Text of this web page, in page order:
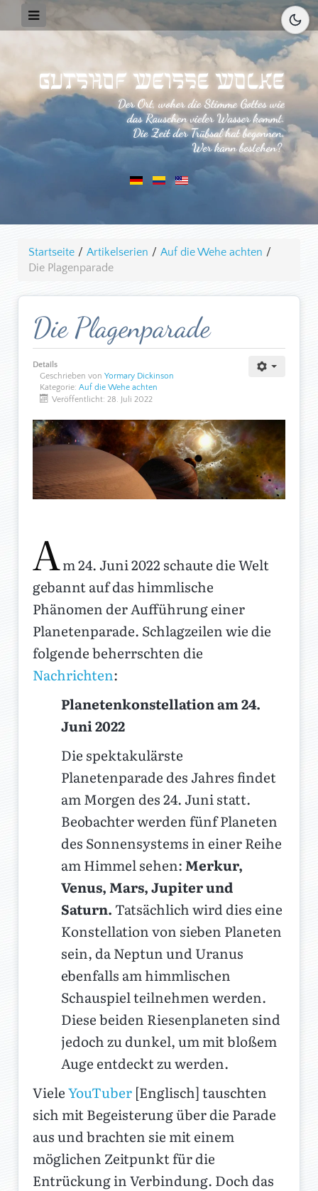
Startseite / Artikelserien / Auf die Wehe achten /
Die Plagenparade
Die Plagenparade
Details
Geschrieben von Yormary Dickinson
Kategorie: Auf die Wehe achten
Veröffentlicht: 28. Juli 2022
Am 24. Juni 2022 schaute die Welt
gebannt auf das himmlische
Phänomen der Aufführung einer
Planetenparade. Schlagzeilen wie die
folgende beherrschten die
Nachrichten:
Planetenkonstellation am 24.
Juni 2022
Die spektakulärste
Planetenparade des Jahres findet
am Morgen des 24. Juni statt.
Beobachter werden fünf Planeten
des Sonnensystems in einer Reihe
am Himmel sehen:Merkur,
Venus, Mars, Jupiter und
Saturn. Tatsächlich wird dies eine
Konstellation von sieben Planeten
sein, da Neptun und Uranus
ebenfalls am himmlischen
Schauspiel teilnehmen werden.
Diese beiden Riesenplaneten sind
jedoch zu dunkel, um mit bloßem
Auge entdeckt zu werden.
VieleYouTuber [Englisch] tauschten
sich mit Begeisterung über die Parade
aus und brachten sie mit einem
möglichen Zeitpunkt für die
Entrückung in Verbindung. Doch das